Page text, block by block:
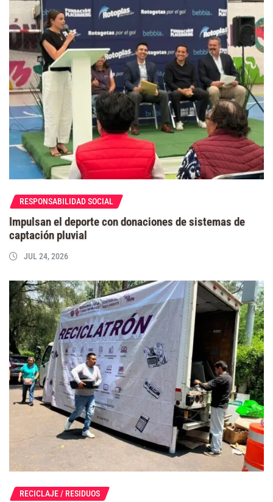
RESPONSABILIDAD SOCIAL
Impulsan el deporte con donaciones de sistemas de
captación pluvial
JUL 24, 2026
RECICLAJE / RESIDUOS